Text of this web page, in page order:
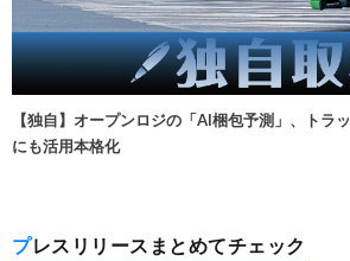
【独自】オープンロジの「AI梱包予測」、トラ
にも活用本格化
プレスリリースまとめてチェック